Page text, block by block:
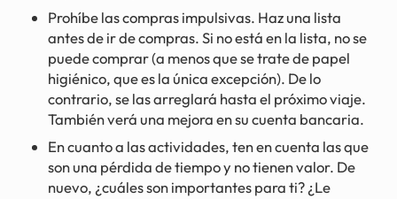
Prohíbe las compras impulsivas. Haz una lista
antes de ir de compras. Si no está en la lista, no se
puede comprar (a menos que se trate de papel
higiénico, que es la única excepción). De lo
contrario, se las arreglará hasta el próximo viaje.
También verá una mejora en su cuenta bancaria.
En cuanto a las actividades, ten en cuenta las que
son una pérdida de tiempo y no tienen valor. De
nuevo, ¿cuáles son importantes para ti? ¿Le